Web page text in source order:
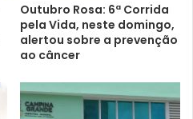
Outubro Rosa: 6ª Corrida
pela Vida, neste domingo,
alertou sobre a prevenção
ao câncer